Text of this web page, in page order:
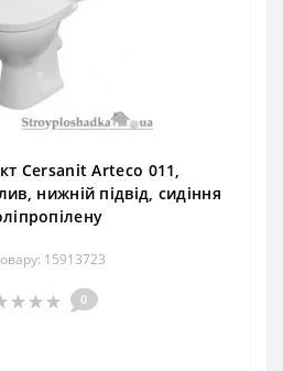
Cersanit Arteco 011,
нижній підвід, сидіння
15913723
0